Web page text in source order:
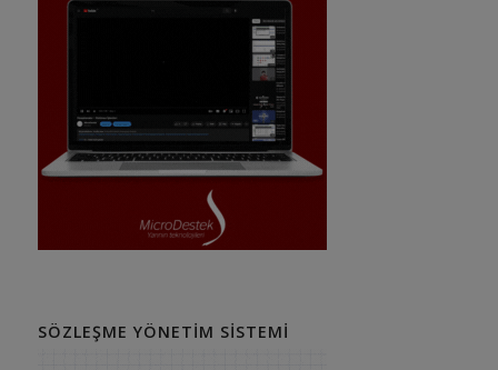
SÖZLEŞME YÖNETIM SISTEMI